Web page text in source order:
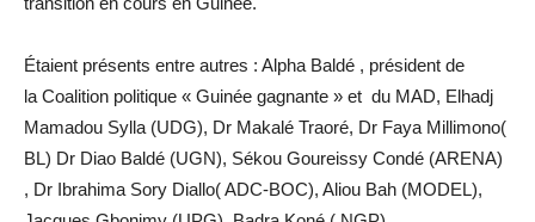
Étaient présents entre autres : Alpha Baldé , président de
la Coalition politique « Guinée gagnante » et du MAD, Elhadj
Mamadou Sylla (UDG), Dr Makalé Traoré, Dr Faya Millimono(
BL) Dr Diao Baldé (UGN), Sékou Goureissy Condé (ARENA)
, Dr Ibrahima Sory Diallo( ADC-BOC), Aliou Bah (MODEL),